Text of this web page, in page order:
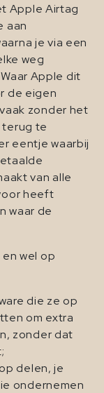
Apple Airtag
aan
je via een
weg
Apple dit
de eigen
zonder het
te
eentje waarbij
van alle
heeft
waar de
wel op
die ze op
om extra
zonder dat
delen, je
ondernemen